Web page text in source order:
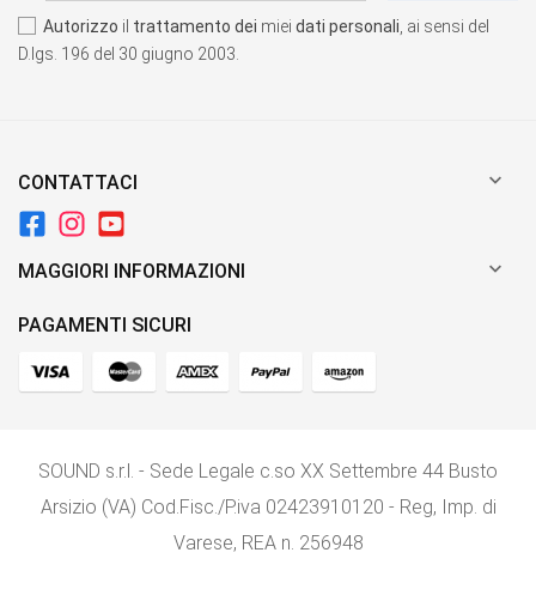
Autorizzo il trattamento dei miei dati personali , ai sensi del
D.lgs. 196 del 30 giugno 2003.
CONTATTACI 
MAGGIORI INFORMAZIONI 
PAGAMENTI SICURI
SOUND s.r.l. - Sede Legale c.so XX Settembre 44 Busto
Arsizio (VA) Cod.Fisc./P.iva 02423910120 - Reg, Imp. di
Varese, REA n. 256948